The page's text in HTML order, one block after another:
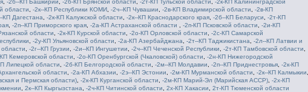
, -2б--КП Башкирии -2б-КП Брянской области -2т-КП Тульской области
-2к-КП Калининградской
области -2к--КП Республики КОМИ, -2ч--КП Чувашии -2в-КП Владимирской области
-2в-КП
КП Дагестана -2к-КП Калужской области -2к--КП Краснодарского края, -2б--КП Беларуси
-2т-КП
, -2п--КП Приморского края, -2а-КП Астраханской области -2п-КП Псковской области
-2и-КП
области -2к-КП Курской области -2о-КП Орловской области
-2c-КП Самарской
-2у-КП Ульяновской области -2а-КП Азербайджана -2т--КП Таджикистана
-2л--КП Латвии и
-2г--КП Грузии -2и--КП Ингушетии -2ч--КП Чеченской Республики -2т-КП Тамбовской области
Кемеровской области -2о-КП Оренбургской (Чкаловской) области
-2н-КП Нижегородской
Липецкой области -2б-КП Белгородской области -2м--КП Молдавии -2п--КП Приднестровья, -2к-КП
области -2а-КП Абхазии -2э--КП Эстонии -2м-КП Мурманской области -2к--КП Калмыкии
и Пермская области), -2к-КП Курганской области -2м-КП Марий-Эл (Марийская АССР), -2х-КП
2к--КП Кыргызстана -2ч-КП Читинской области 2х-КП Хакасии 2т-КП Тюменской области